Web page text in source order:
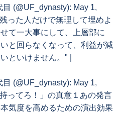
(@UF_dynasty): May 1,
った人だけで無理して埋めよ
て一大事にして、上層部に
と回らなくなって、利益が減
といけません。" |
(@UF_dynasty): May 1,
ってろ！」の真意１あの発言
気度を高めるための演出効果